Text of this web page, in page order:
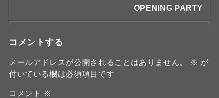
OPENING PARTY
コメントする
メールアドレスが公開されることはありません。 ※ が
付いている欄は必須項目です
コメント ※